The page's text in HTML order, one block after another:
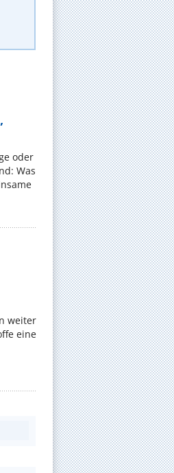
oder
Was
weiter
eine